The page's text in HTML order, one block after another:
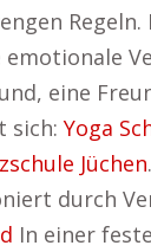
eine
sich: Yoga
Jüchen
durch
In einer